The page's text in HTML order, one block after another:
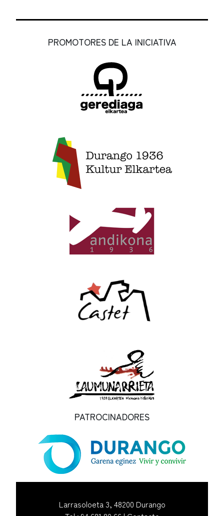
PROMOTORES DE LA INICIATIVA
PATROCINADORES
Larrasoloeta 3, 48200 Durango